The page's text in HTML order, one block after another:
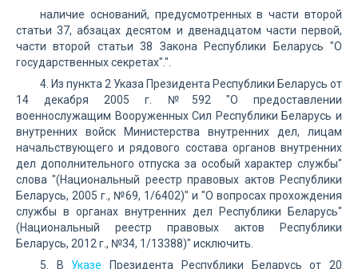
наличие оснований, предусмотренных в части второй
статьи 37, абзацах десятом и двенадцатом части первой,
части второй статьи 38 Закона Республики Беларусь "О
государственных секретах".".
4. Из пункта 2 Указа Президента Республики Беларусь от
14 декабря 2005 г. №592 "О предоставлении
военнослужащим Вооруженных Сил Республики Беларусь и
внутренних войск Министерства внутренних дел, лицам
начальствующего и рядового состава органов внутренних
дел дополнительного отпуска за особый характер службы"
слова "(Национальный реестр правовых актов Республики
Беларусь, 2005 г., №69, 1/6402)" и "О вопросах прохождения
службы в органах внутренних дел Республики Беларусь"
(Национальный реестр правовых актов Республики
Беларусь, 2012 г., №34, 1/13388)" исключить.
5. В Указе Президента Республики Беларусь от 20